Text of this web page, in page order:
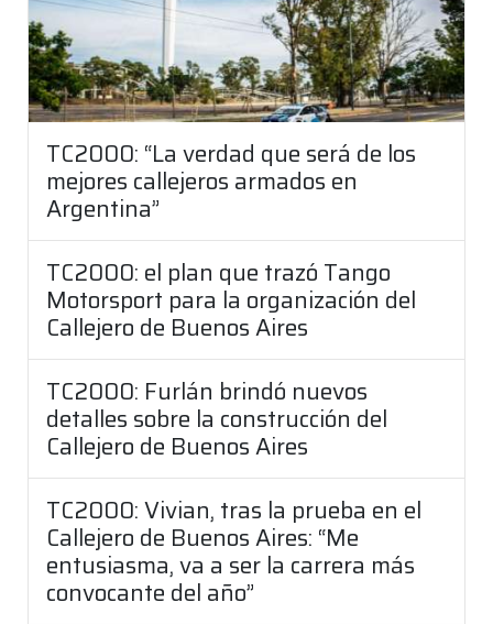
TC2000: “La verdad que será de los
mejores callejeros armados en
Argentina”
TC2000: el plan que trazó Tango
Motorsport para la organización del
Callejero de Buenos Aires
TC2000: Furlán brindó nuevos
detalles sobre la construcción del
Callejero de Buenos Aires
TC2000: Vivian, tras la prueba en el
Callejero de Buenos Aires: “Me
entusiasma, va a ser la carrera más
convocante del año”